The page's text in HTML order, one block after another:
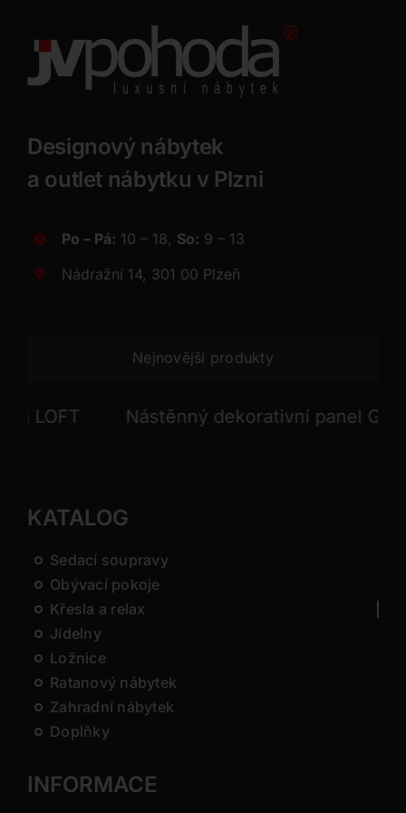
Designový nábytek
a outlet nábytku v Plzni
Po – Pá: 10 – 18, So: 9 – 13
Nádražní 14, 301 00 Plzeň
Nejnovější produkty
Nástěnný dekorativní panel GONG
KATALOG
Sedací soupravy
Obývací pokoje
Křesla a relax
Jídelny
Ložnice
Ratanový nábytek
Zahradní nábytek
Doplňky
INFORMACE